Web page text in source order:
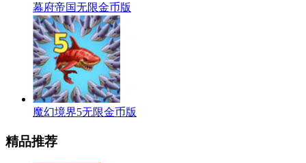
幕府帝国无限金币版
魔幻境界5无限金币版
精品推荐